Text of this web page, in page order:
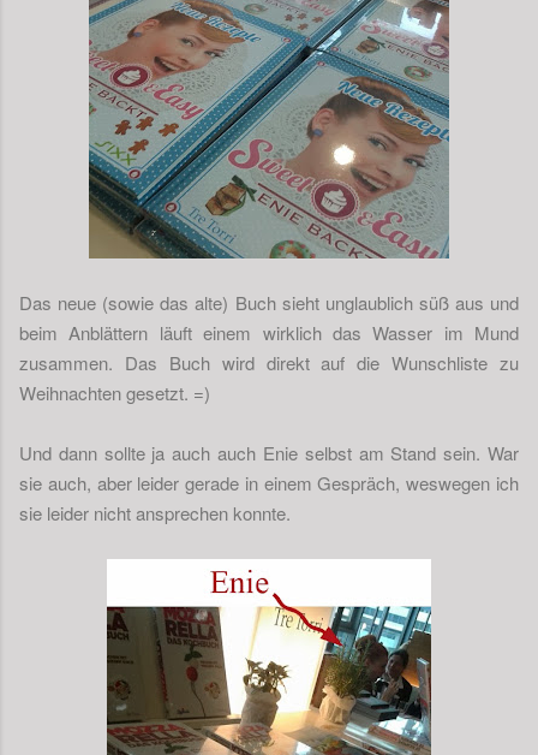
Das neue (sowie das alte) Buch sieht unglaublich süß aus und
beim Anblättern läuft einem wirklich das Wasser im Mund
zusammen. Das Buch wird direkt auf die Wunschliste zu
Weihnachten gesetzt. =)
Und dann sollte ja auch auch Enie selbst am Stand sein. War
sie auch, aber leider gerade in einem Gespräch, weswegen ich
sie leider nicht ansprechen konnte.